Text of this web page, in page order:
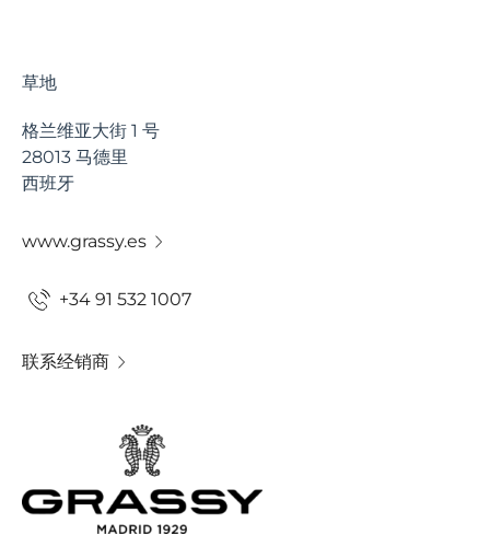
草地
格兰维亚大街 1 号
28013 马德里
西班牙
www.grassy.es
+34 91 532 1007
联系经销商